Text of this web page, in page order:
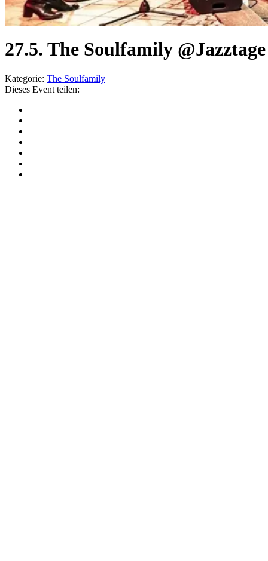
27.5. The Soulfamily
Kategorie: The Soulfamily
Dieses Event teilen: